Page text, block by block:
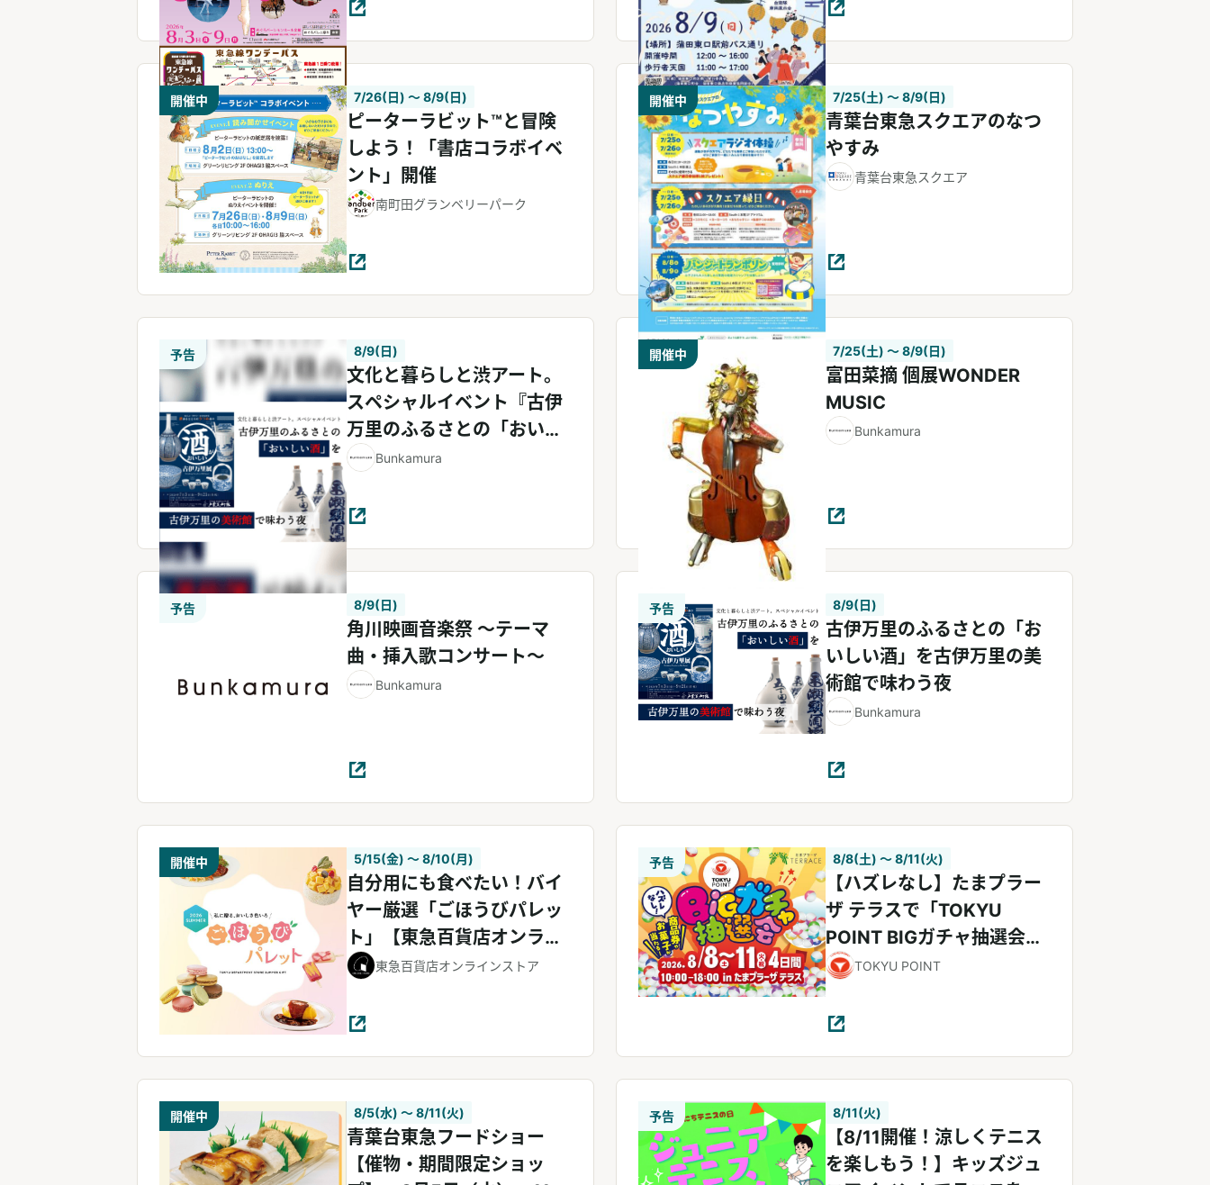
開催中 7/26(日) 〜 8/9(日)
ピーターラビット™と冒険
しよう！「書店コラボイベ
ント」開催
南町田グランベリーパーク
開催中 7/25(土) 〜 8/9(日)
青葉台東急スクエアのなつ
やすみ
青葉台東急スクエア
予告 8/9(日)
文化と暮らしと渋アート。
スペシャルイベント『古伊
万里のふるさとの「おいし
い酒」を古伊万里の美術館
Bunkamura
開催中 7/25(土) 〜 8/9(日)
富田菜摘 個展WONDER
MUSIC
Bunkamura
予告 8/9(日)
⾓川映画⾳楽祭 〜テーマ
曲・挿⼊歌コンサート〜
Bunkamura
予告 8/9(日)
古伊万里のふるさとの「お
いしい酒」を古伊万里の美
術館で味わう夜
Bunkamura
開催中 5/15(金) 〜 8/10(月)
自分用にも食べたい！バイ
ヤー厳選「ごほうびパレッ
ト」【東急百貨店オンライ
ンストア】
東急百貨店オンラインストア
予告 8/8(土) 〜 8/11(火)
【ハズレなし】たまプラー
ザ テラスで「TOKYU
POINT BIGガチャ抽選会」
開催！TOKYU POINT
開催中 8/5(水) 〜 8/11(火)
青葉台東急フードショー
【催物・期間限定ショッ
予告 8/11(火)
【8/11開催！涼しくテニス
を楽しもう！】キッズジュ